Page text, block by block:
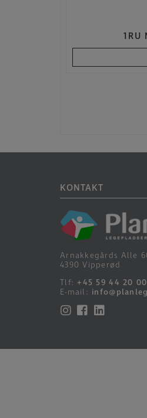
1RU
KONTAKT
Arnakkegårds Alle
4390 Vipperød
Tlf: +45 59 44 20 00
E-mail: